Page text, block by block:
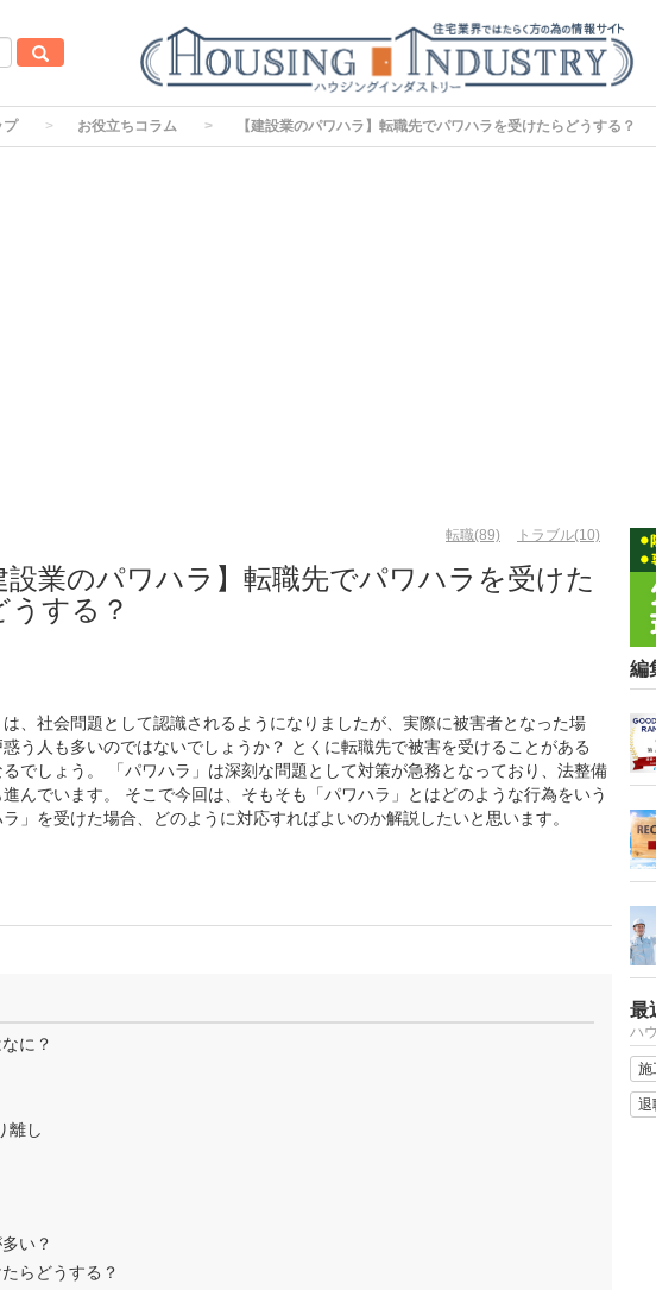
プ お役立ちコラム 【建設業のパワハラ】転職先でパワハラを受けたらどうする？
転職(89) トラブル(10)
設業のパワハラ】転職先でパワハラを受けた
うする？
、社会問題として認識されるようになりましたが、実際に被害者となった場
う人も多いのではないでしょうか？ とくに転職先で被害を受けることがある
でしょう。 「パワハラ」は深刻な問題として対策が急務となっており、法整備
んでいます。 そこで今回は、そもそも「パワハラ」とはどのような行為をいう
」を受けた場合、どのように対応すればよいのか解説したいと思います。
に？
離し
い？
らどうする？
編
最
ハ
施
退